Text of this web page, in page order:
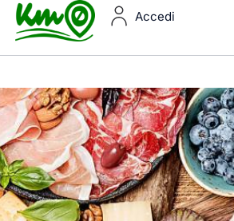
Accedi